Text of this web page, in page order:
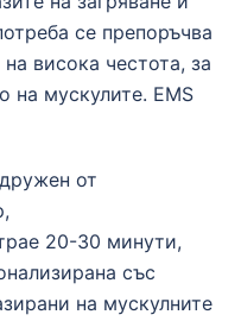
се препоръчва
висока честота, за
на мускулите. EMS
от
20-30 минути,
със
на мускулните